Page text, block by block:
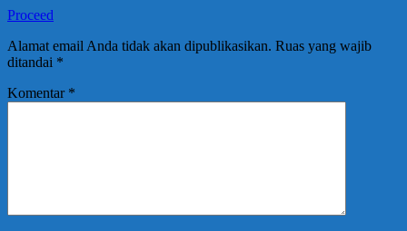
Proceed
Alamat email Anda tidak akan dipublikasikan. Ruas yang wajib
ditandai *
Komentar *